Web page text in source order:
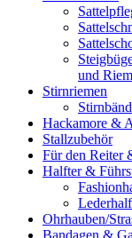
und
Stirnriemen
Hackamore &
Stallzubehör
Für den Reiter
Halfter &
Ohrhauben/